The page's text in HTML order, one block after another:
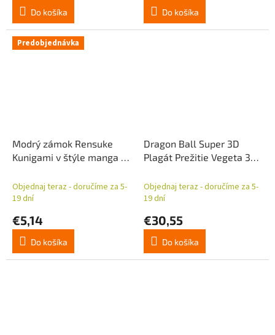
Do košíka Do košíka
Predobjednávka
Modrý zámok Rensuke
Kunigami v štýle manga 5
Objednaj teraz - doručíme za 5-
19 dní
€5,14
Do košíka
Dragon Ball Super 3D
Plagát Prežitie Vegeta 38
Objednaj teraz - doručíme za 5-
19 dní
€30,55
Do košíka